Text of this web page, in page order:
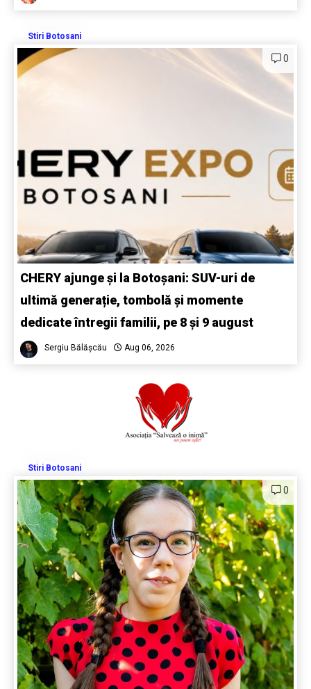
Stiri Botosani
0
CHERY ajunge și la Botoșani: SUV-uri de
ultimă generație, tombolă și momente
dedicate întregii familii, pe 8 și 9 august
Sergiu Bălășcău Aug 06, 2026
Stiri Botosani
0